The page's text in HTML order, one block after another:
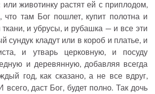
или животинку растят ей с приплодом,
что там Бог пошлет, купит полотна и
ткани, и убрусы, и рубашка — и все эти
сундук кладут или в короб и платье, и
и утварь церковную, и посуду
и деревянную, добавляя всегда
год, как сказано, а не все вдруг,
всего, даст Бог, будет полно. Так дочь